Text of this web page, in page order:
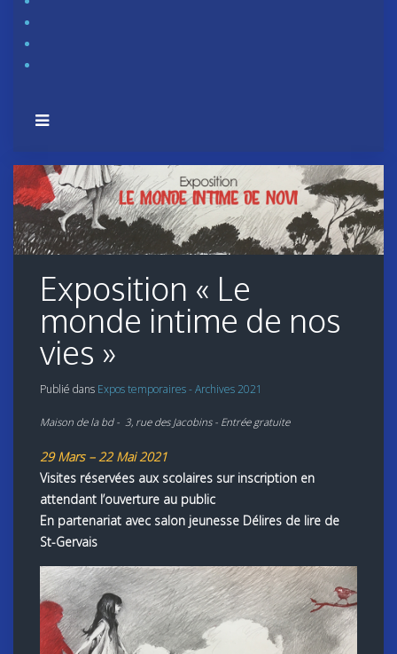
Exposition « Le
monde intime de nos
vies »
Publié dans Expos temporaires - Archives 2021
Maison de la bd - 3, rue des Jacobins - Entrée gratuite
29 Mars – 22 Mai2021
Visites réservées aux scolaires sur inscription en
attendant l’ouverture au public
En partenariat avec salon jeunesse Délires de lire de
St-Gervais